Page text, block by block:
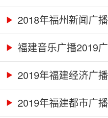
2018年福州新闻广
福建音乐广播2019
2019年福建经济广
2019年福建都市广